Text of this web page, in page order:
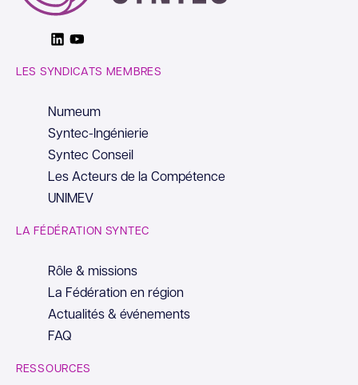
LinkedinYoutube
LES SYNDICATS MEMBRES
Numeum
Syntec-Ingénierie
Syntec Conseil
Les Acteurs de la Compétence
UNIMEV
LA FÉDÉRATION SYNTEC
Rôle & missions
La Fédération en région
Actualités & événements
FAQ
RESSOURCES